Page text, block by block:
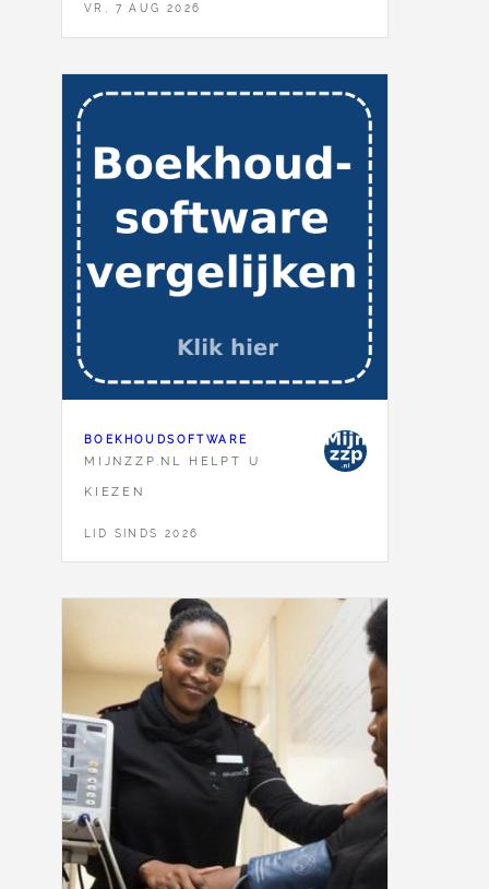
VR, 7 AUG 2026
BOEKHOUDSOFTWARE
MIJNZZP.NL HELPT U
KIEZEN
LID SINDS 2026